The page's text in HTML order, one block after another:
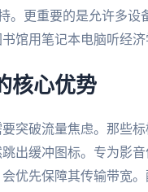
。更重要的是允许多
馆用笔记本电脑听经济
核心优势
突破流量焦虑。那些
出缓冲图标。专为影
优先保障其传输带宽